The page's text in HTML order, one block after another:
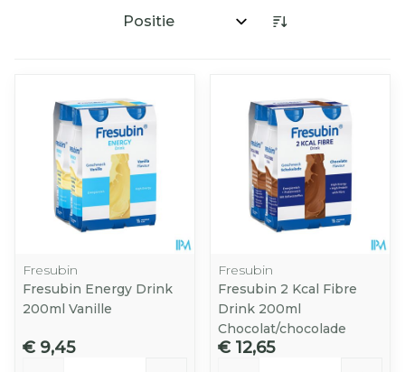
Sorteer op:
Fresubin
Fresubin Energy Drink
200ml Vanille
€ 9,45
Fresubin
Fresubin 2 Kcal Fibre
Drink 200ml
Chocolat/chocolade
€ 12,65